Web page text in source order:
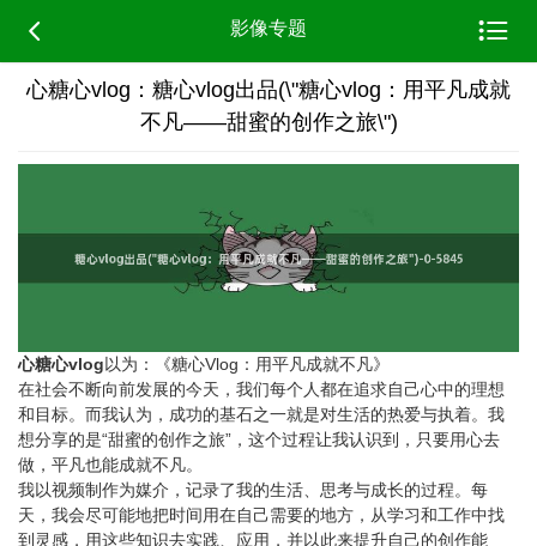
 影像专题 
心糖心vlog：糖心vlog出品(\"糖心vlog：用平凡成就
不凡——甜蜜的创作之旅\")
心糖心vlog以为：《糖心Vlog：用平凡成就不凡》
在社会不断向前发展的今天，我们每个人都在追求自己心中的理想
和目标。而我认为，成功的基石之一就是对生活的热爱与执着。我
想分享的是“甜蜜的创作之旅”，这个过程让我认识到，只要用心去
做，平凡也能成就不凡。
我以视频制作为媒介，记录了我的生活、思考与成长的过程。每
天，我会尽可能地把时间用在自己需要的地方，从学习和工作中找
到灵感，用这些知识去实践、应用，并以此来提升自己的创作能